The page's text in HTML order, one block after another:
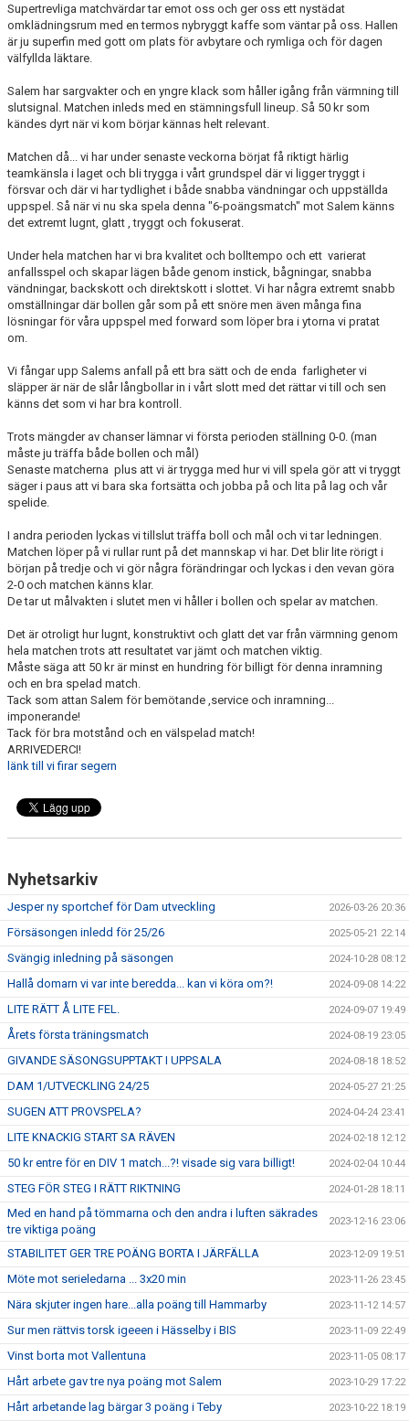
Supertrevliga matchvärdar tar emot oss och ger oss ett nystädat
omklädningsrum med en termos nybryggt kaffe som väntar på oss. Hallen
är ju superfin med gott om plats för avbytare och rymliga och för dagen
välfyllda läktare.
Salem har sargvakter och en yngre klack som håller igång från värmning till
slutsignal. Matchen inleds med en stämningsfull lineup. Så 50 kr som
kändes dyrt när vi kom börjar kännas helt relevant.
Matchen då... vi har under senaste veckorna börjat få riktigt härlig
teamkänsla i laget och bli trygga i vårt grundspel där vi ligger tryggt i
försvar och där vi har tydlighet i både snabba vändningar och uppställda
uppspel. Så när vi nu ska spela denna "6-poängsmatch" mot Salem känns
det extremt lugnt, glatt , tryggt och fokuserat.
Under hela matchen har vi bra kvalitet och bolltempo och ett varierat
anfallsspel och skapar lägen både genom instick, bågningar, snabba
vändningar, backskott och direktskott i slottet. Vi har några extremt snabb
omställningar där bollen går som på ett snöre men även många fina
lösningar för våra uppspel med forward som löper bra i ytorna vi pratat
om.
Vi fångar upp Salems anfall på ett bra sätt och de enda farligheter vi
släpper är när de slår långbollar in i vårt slott med det rättar vi till och sen
känns det som vi har bra kontroll.
Trots mängder av chanser lämnar vi första perioden ställning 0-0. (man
måste ju träffa både bollen och mål)
Senaste matcherna plus att vi är trygga med hur vi vill spela gör att vi tryggt
säger i paus att vi bara ska fortsätta och jobba på och lita på lag och vår
spelide.
I andra perioden lyckas vi tillslut träffa boll och mål och vi tar ledningen.
Matchen löper på vi rullar runt på det mannskap vi har. Det blir lite rörigt i
början på tredje och vi gör några förändringar och lyckas i den vevan göra
2-0 och matchen känns klar.
De tar ut målvakten i slutet men vi håller i bollen och spelar av matchen.
Det är otroligt hur lugnt, konstruktivt och glatt det var från värmning genom
hela matchen trots att resultatet var jämt och matchen viktig.
Måste säga att 50 kr är minst en hundring för billigt för denna inramning
och en bra spelad match.
Tack som attan Salem för bemötande ,service och inramning...
imponerande!
Tack för bra motstånd och en välspelad match!
ARRIVEDERCI!
länk till vi firar segern
Nyhetsarkiv
Jesper ny sportchef för Dam utveckling 2026-03-26 20:36
Försäsongen inledd för 25/26 2025-05-21 22:14
Svängig inledning på säsongen 2024-10-28 08:12
Hallå domarn vi var inte beredda... kan vi köra om?! 2024-09-08 14:22
LITE RÄTT Å LITE FEL. 2024-09-07 19:49
Årets första träningsmatch 2024-08-19 23:05
GIVANDE SÄSONGSUPPTAKT I UPPSALA 2024-08-18 18:52
DAM 1/UTVECKLING 24/25 2024-05-27 21:25
SUGEN ATT PROVSPELA? 2024-04-24 23:41
LITE KNACKIG START SA RÄVEN 2024-02-18 12:12
50 kr entre för en DIV 1 match...?! visade sig vara billigt! 2024-02-04 10:44
STEG FÖR STEG I RÄTT RIKTNING 2024-01-28 18:11
Med en hand på tömmarna och den andra i luften säkrades
tre viktiga poäng
2023-12-16 23:06
STABILITET GER TRE POÄNG BORTA I JÄRFÄLLA 2023-12-09 19:51
Möte mot serieledarna ... 3x20 min 2023-11-26 23:45
Nära skjuter ingen hare...alla poäng till Hammarby 2023-11-12 14:57
Sur men rättvis torsk igeeen i Hässelby i BIS 2023-11-09 22:49
Vinst borta mot Vallentuna 2023-11-05 08:17
Hårt arbete gav tre nya poäng mot Salem 2023-10-29 17:22
Hårt arbetande lag bärgar 3 poäng i Teby 2023-10-22 18:19